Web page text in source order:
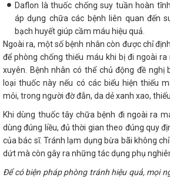
Daflon là thuốc chống suy tuần hoàn
áp dụng chữa các bệnh liên quan đến
bạch huyết giúp cầm máu hiệu quả.
Ngoài ra, một số bệnh nhân còn được chỉ
để phòng chống thiếu máu khi bị đi ngoài
xuyên. Bệnh nhân có thể chủ động đề nghị
loại thuốc này nếu có các biểu hiện thiếu
mỏi, trong người đờ đẫn, da dẻ xanh xao,
Khi dùng thuốc tây chữa bệnh đi ngoài ra
dùng đúng liều, đủ thời gian theo đúng quy
của bác sĩ. Tránh lạm dụng bừa bãi không
dứt mà còn gây ra những tác dụng phụ
Để có biện pháp phòng tránh hiệu quả, mọi